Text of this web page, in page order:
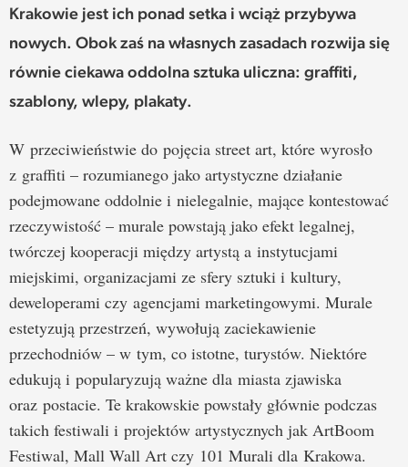
PODCAST
Krakowie jest ich ponad setka i wciąż przybywa
nowych. Obok zaś na własnych zasadach rozwija się
równie ciekawa oddolna sztuka uliczna: graffiti,
szablony, wlepy, plakaty.
W przeciwieństwie do pojęcia street art, które wyrosło
z graffiti – rozumianego jako artystyczne działanie
podejmowane oddolnie i nielegalnie, mające kontestować
rzeczywistość – murale powstają jako efekt legalnej,
twórczej kooperacji między artystą a instytucjami
miejskimi, organizacjami ze sfery sztuki i kultury,
deweloperami czy agencjami marketingowymi. Murale
estetyzują przestrzeń, wywołują zaciekawienie
przechodniów – w tym, co istotne, turystów. Niektóre
edukują i popularyzują ważne dla miasta zjawiska
oraz postacie. Te krakowskie powstały głównie podczas
takich festiwali i projektów artystycznych jak ArtBoom
Festiwal, Mall Wall Art czy 101 Murali dla Krakowa.